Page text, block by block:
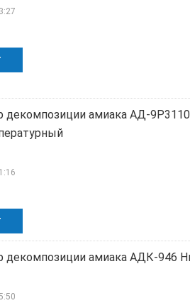
декомпозиции амиака АД-
декомпозиции амиака АДК-946